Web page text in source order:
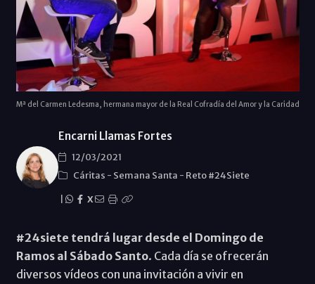
Mª del Carmen Ledesma, hermana mayor de la Real Cofradía del Amor y la Caridad
Encarni Llamas Fortes
12/03/2021
Cáritas - Semana Santa - Reto #24Siete
X
#24siete tendrá lugar desde el Domingo de
Ramos al Sábado Santo. Cada día se ofrecerán
diversos vídeos con una invitación a vivir en